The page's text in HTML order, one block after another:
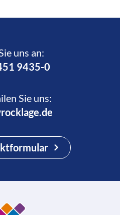
uns an:­
9435-0
Sie uns: